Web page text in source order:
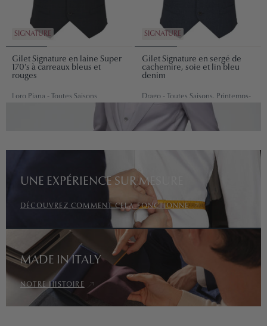
SIGNATURE
Gilet Signature en laine Super
170's à carreaux bleus et
rouges
Loro Piana - Toutes Saisons
SIGNATURE
Gilet Signature en sergé de
cachemire, soie et lin bleu
denim
Drago - Toutes Saisons, Printemps-
€585,00 €650,00
UNE EXPÉRIENCE SUR MESURE
DÉCOUVREZ COMMENT CELA FONCTIONNE
MADE IN ITALY
NOTRE HISTOIRE